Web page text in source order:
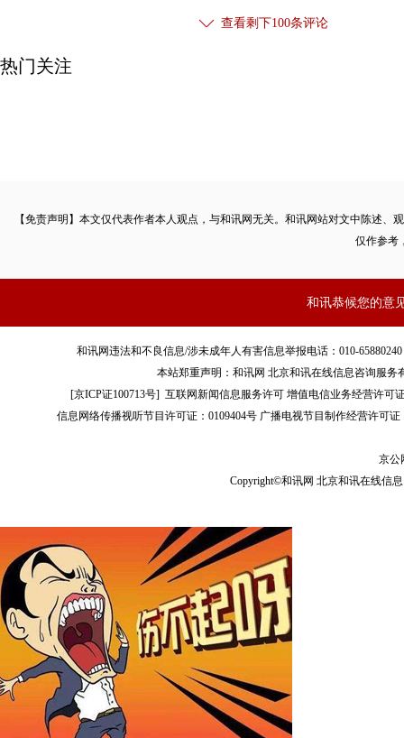
查看剩下100条评论
热门关注
【免责声明】本文仅代表作者本人观点，与和讯网无关。和讯网站对文中陈述
仅作参考
和讯恭候您的意
和讯网违法和不良信息/涉未成年人有害信息举报电话：010-
本站郑重声明：和讯网 北京和讯在线信息咨询服
[京ICP证100713号]互联网新闻信息服务许可 增值电信业务经营许可
信息网络传播视听节目许可证：0109404号 广播电视节目制作经营许可证
京公
Copyright©和讯网 北京和讯在线信